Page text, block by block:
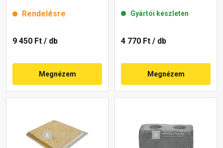
Rendelésre
9 450 Ft / db
Megnézem
Gyártói készleten
4 770 Ft / db
Megnézem